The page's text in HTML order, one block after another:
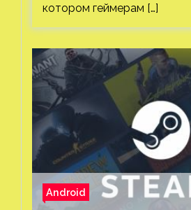
котором геймерам […]
Android